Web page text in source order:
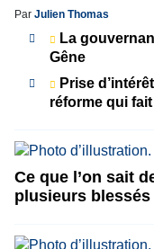
Par Julien Thomas
La
Gêne
Prise
réforme qui
Ce que l’on sait
plusieurs blessés